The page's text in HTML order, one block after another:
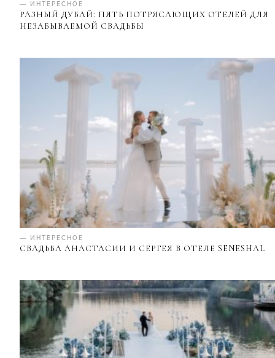
— ИНТЕРЕСНОЕ
РАЗНЫЙ ДУБАЙ: ПЯТЬ ПОТРЯСАЮЩИХ ОТЕЛЕЙ ДЛЯ
НЕЗАБЫВАЕМОЙ СВАДЬБЫ
— ИНТЕРЕСНОЕ
СВАДЬБА АНАСТАСИИ И СЕРГЕЯ В ОТЕЛЕ SENESHAL